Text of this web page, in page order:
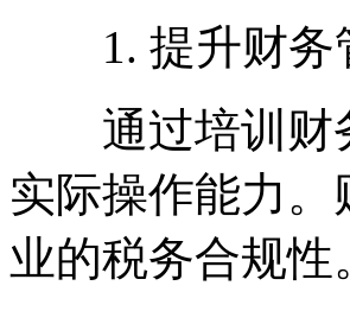
1. 提升财务
通过培训财务
实际操作能力
业的税务合规性